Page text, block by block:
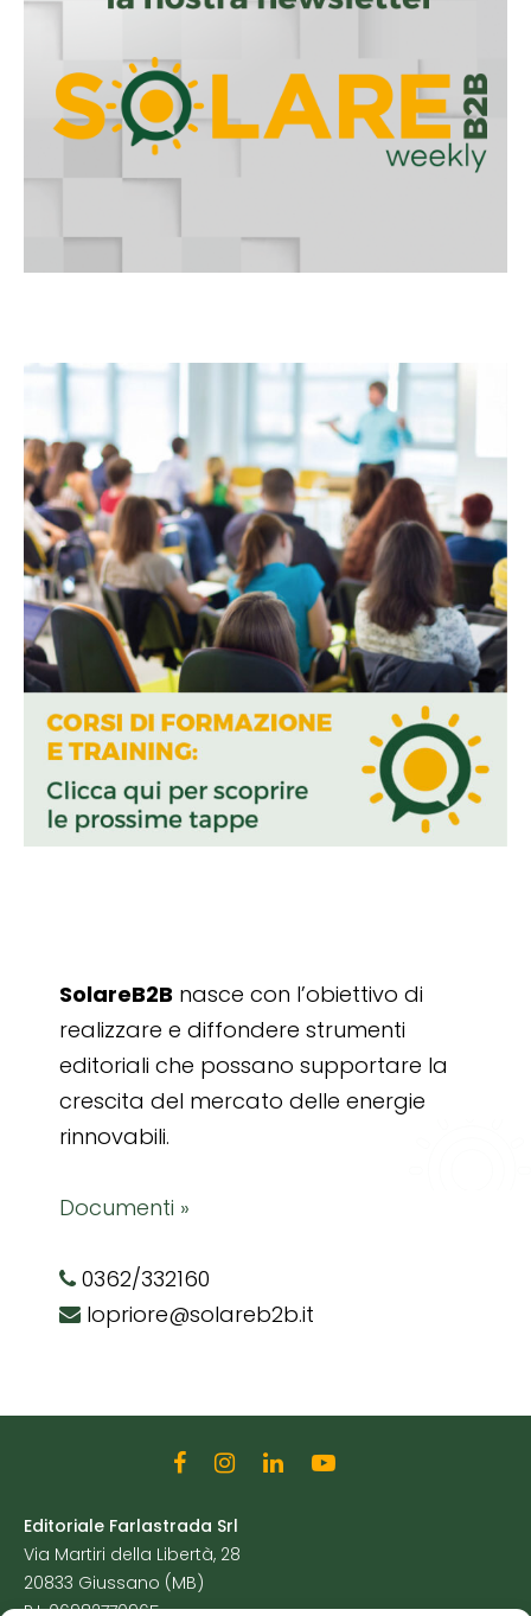
SolareB2B nasce con l’obiettivo di
realizzare e diffondere strumenti
editoriali che possano supportare la
crescita del mercato delle energie
rinnovabili.
Documenti »
0362/332160
lopriore@solareb2b.it
Editoriale Farlastrada Srl
Via Martiri della Libertà, 28
20833 Giussano (MB)
P.I. 06982770965